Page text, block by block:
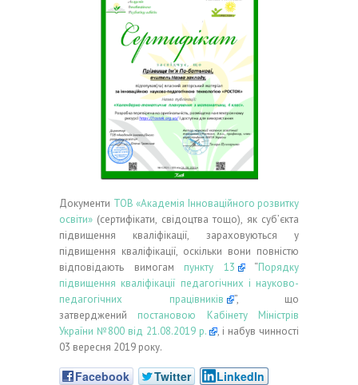
Документи ТОВ «Академія Інноваційного розвитку
освіти» (сертифікати, свідоцтва тощо), як суб’єкта
підвищення кваліфікації, зараховуються у
підвищення кваліфікації, оскільки вони повністю
відповідають вимогам пункту 13 “Порядку
підвищення кваліфікації педагогічних і науково-
педагогічних працівників
”, що
затверджений постановою Кабінету Міністрів
України №800 від 21.08.2019 р.
, і набув чинності
03 вересня 2019 року.
Facebook Twitter LinkedIn